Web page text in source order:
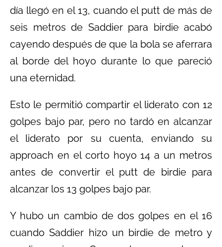
día llegó en el 13, cuando el putt de más de
seis metros de Saddier para birdie acabó
cayendo después de que la bola se aferrara
al borde del hoyo durante lo que pareció
una eternidad.
Esto le permitió compartir el liderato con 12
golpes bajo par, pero no tardó en alcanzar
el liderato por su cuenta, enviando su
approach en el corto hoyo 14 a un metros
antes de convertir el putt de birdie para
alcanzar los 13 golpes bajo par.
Y hubo un cambio de dos golpes en el 16
cuando Saddier hizo un birdie de metro y